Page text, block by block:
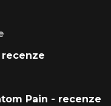
Pain - recenze